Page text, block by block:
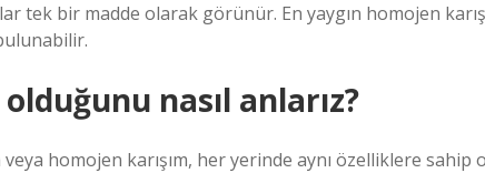
tek bir madde olarak görünür. En yaygın homojen
nasıl anlarız?
veya homojen karışım, her yerinde aynı özelliklere sahip